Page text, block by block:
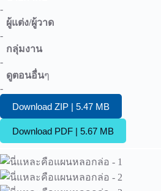
-
ผู้แต่ง/ผู้วาด
-
กลุ่มงาน
-
ดูตอนอื่นๆ
-
Download ZIP | 5.47 MB
Download PDF | 5.67 MB